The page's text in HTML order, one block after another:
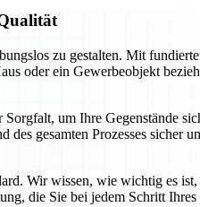
zu gestalten. Mit
oder ein Gewerbeobjekt
um Ihre Gegenstände
gesamten Prozesses sicher
Wir wissen, wie wichtig es ist,
die Sie bei jedem Schritt